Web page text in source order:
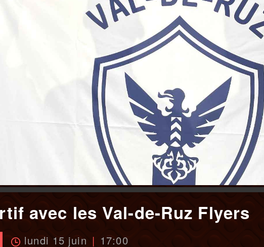
avec les Val-de-Ruz Flyers
lundi 15 juin 17:00